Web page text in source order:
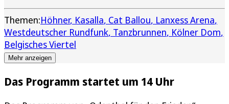
Themen:Höhner Kasalla Cat Ballou Lanxess Arena
Westdeutscher Rundfunk Tanzbrunnen Kölner Dom
Belgisches Viertel
Mehr anzeigen
Das Programm startet um 14 Uhr